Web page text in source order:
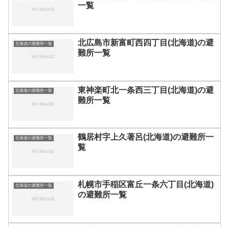
一覧
北海道の避難所一覧
北広島市新富町西四丁目(北海道)の避
難所一覧
北海道の避難所一覧
東神楽町北一条西三丁目(北海道)の避
難所一覧
北海道の避難所一覧
鶴居村字上久著呂(北海道)の避難所一
覧
北海道の避難所一覧
札幌市手稲区富丘一条六丁目(北海道)
の避難所一覧